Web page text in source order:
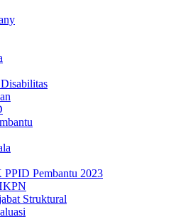
PPID Pembantu 2023
Struktural